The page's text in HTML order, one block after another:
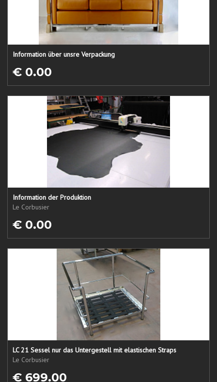
Information über unsre Verpackung
€ 0.00
Information der Produktion
Le Corbusier
€ 0.00
LC 21 Sessel nur das Untergestell mit elastischen Straps
Le Corbusier
€ 699.00